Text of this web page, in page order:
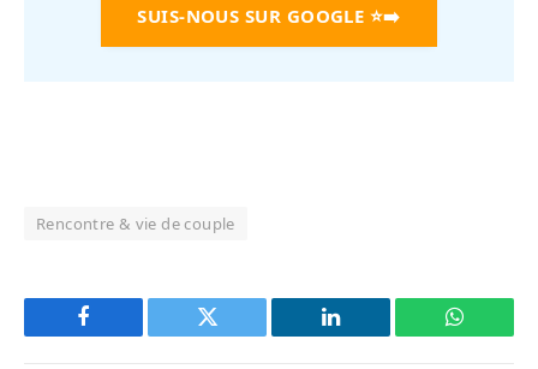
SUIS-NOUS SUR GOOGLE ⭐➡️
Rencontre & vie de couple
Facebook Twitter LinkedIn